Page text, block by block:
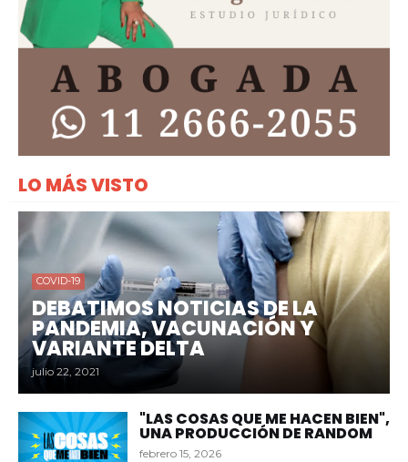
LO MÁS VISTO
COVID-19
DEBATIMOS NOTICIAS DE LA
PANDEMIA, VACUNACIÓN Y
VARIANTE DELTA
julio 22, 2021
"LAS COSAS QUE ME HACEN BIEN",
UNA PRODUCCIÓN DE RANDOM
febrero 15, 2026